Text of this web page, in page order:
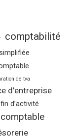
comptabilité
de tva
d'entreprise
fin d’activité